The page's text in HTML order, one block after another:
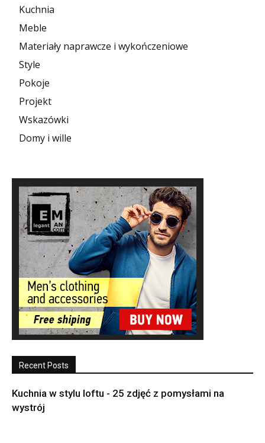
Kuchnia
Meble
Materiały naprawcze i wykończeniowe
Style
Pokoje
Projekt
Wskazówki
Domy i wille
Recent Posts
Kuchnia w stylu loftu - 25 zdjęć z pomysłami na
wystrój